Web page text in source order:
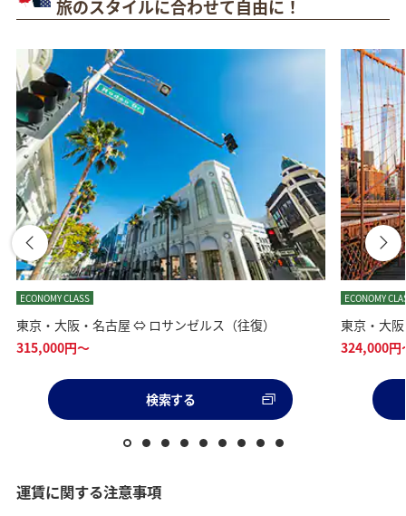
旅のスタイルに合わせて自由に！
ECONOMY CLASS
東京・大阪・名古屋 ⇔ ロサンゼルス（往復）
315,000円～
検索する
ECONOMY
東京・大
324,000円
運賃に関する注意事項